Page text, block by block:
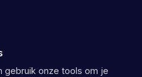
gebruik onze tools om je